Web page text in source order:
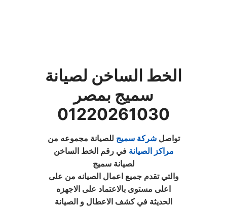
الخط الساخن لصيانة
سميج بمصر
01220261030
تواصلشركة سميج للصيانة مجموعه من
مراكز الصيانة في رقم الخط الساخن
لصيانة سميج
والتي تقدم جميع اعمال الصيانه من على
اعلى مستوى بالاعتماد على الاجهزه
الحديثة في كشف الاعطال و الصيانة